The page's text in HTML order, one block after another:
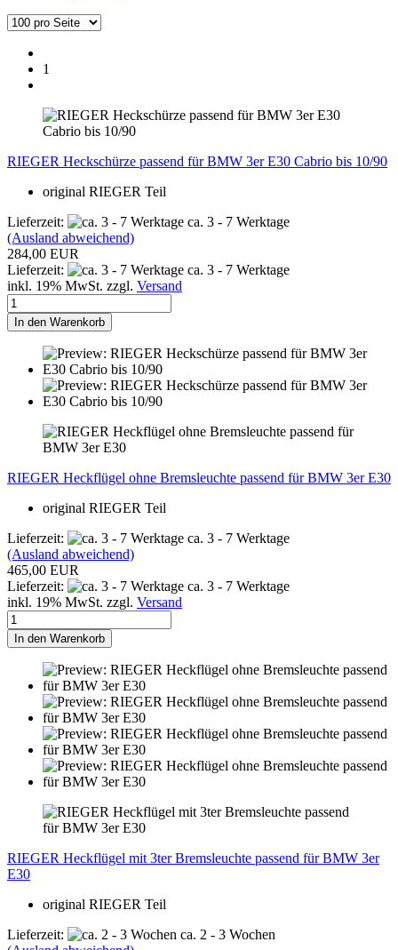
1
RIEGER Heckschürze passend für BMW 3er E30 Cabrio bis 10/90
original RIEGER Teil
Lieferzeit:
ca. 3 - 7 Werktage
(Ausland abweichend)
284,00 EUR
Lieferzeit:
ca. 3 - 7 Werktage
inkl. 19% MwSt. zzgl. Versand
In den Warenkorb
RIEGER Heckflügel ohne Bremsleuchte passend für BMW 3er E30
original RIEGER Teil
Lieferzeit:
ca. 3 - 7 Werktage
(Ausland abweichend)
465,00 EUR
Lieferzeit:
ca. 3 - 7 Werktage
inkl. 19% MwSt. zzgl. Versand
In den Warenkorb
RIEGER Heckflügel mit 3ter Bremsleuchte passend für BMW 3er
E30
original RIEGER Teil
Lieferzeit:
ca. 2 - 3 Wochen